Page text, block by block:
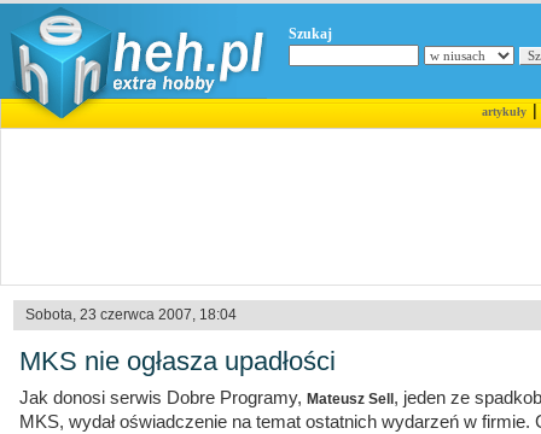
Szukaj
artykuły|
Sobota, 23 czerwca 2007, 18:04
MKS nie ogłasza upadłości
Jak donosi serwis Dobre Programy, Mateusz Sell , jeden ze
MKS, wydał oświadczenie na temat ostatnich wydarzeń w